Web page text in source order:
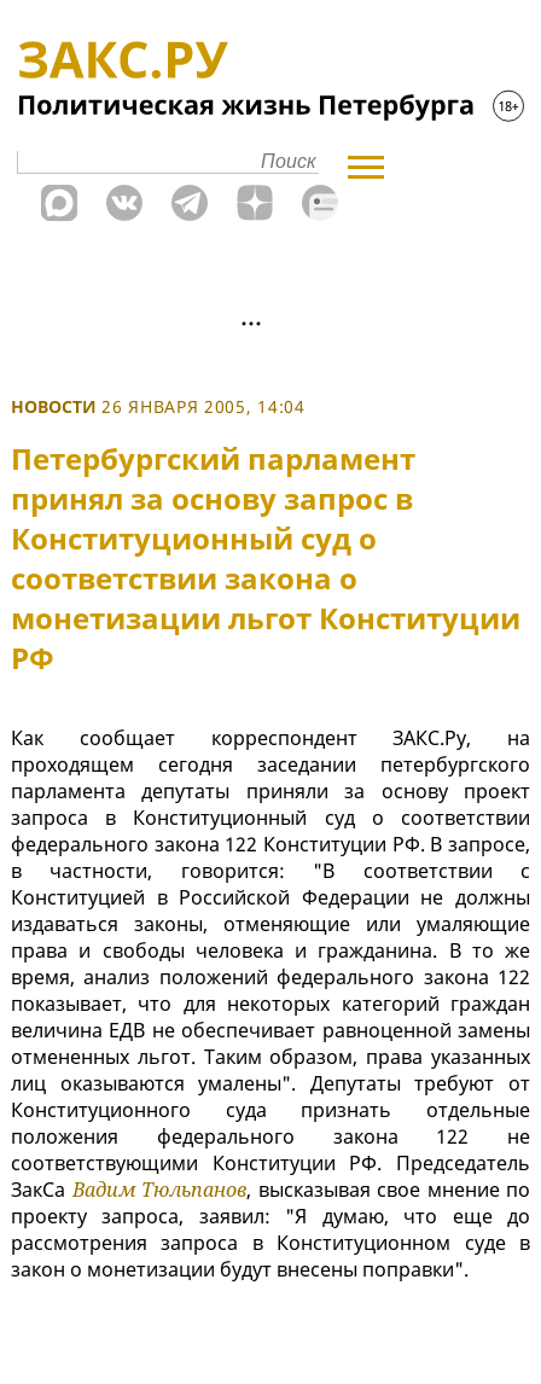
НОВОСТИ 26 ЯНВАРЯ 2005, 14:04
Петербургский парламент
принял за основу запрос в
Конституционный суд о
соответствии закона о
монетизации льгот Конституции
РФ
Как сообщает корреспондент ЗАКС.Ру, на
проходящем сегодня заседании петербургского
парламента депутаты приняли за основу проект
запроса в Конституционный суд о соответствии
федерального закона 122 Конституции РФ. В запросе,
в частности, говорится: "В соответствии с
Конституцией в Российской Федерации не должны
издаваться законы, отменяющие или умаляющие
права и свободы человека и гражданина. В то же
время, анализ положений федерального закона 122
показывает, что для некоторых категорий граждан
величина ЕДВ не обеспечивает равноценной замены
отмененных льгот. Таким образом, права указанных
лиц оказываются умалены". Депутаты требуют от
Конституционного суда признать отдельные
положения федерального закона 122 не
соответствующими Конституции РФ. Председатель
ЗакСаВадим Тюльпанов, высказывая свое мнение по
проекту запроса, заявил: "Я думаю, что еще до
рассмотрения запроса в Конституционном суде в
закон о монетизации будут внесены поправки".